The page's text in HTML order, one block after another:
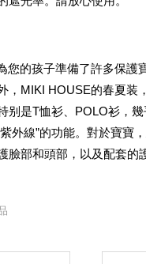
您的孩子準備了許多保護
，MIKI HOUSE的春夏装
别是T恤衫、POLO衫，
外線”的功能。對於寶寶
臉部和頭部，以及配套的